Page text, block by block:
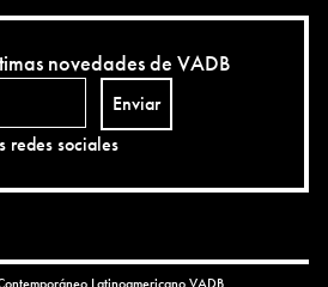
novedades de VADB
Enviar
redes sociales